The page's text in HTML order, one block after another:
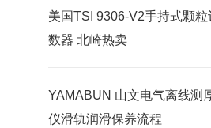
美国TSI 9306-V2手持式颗粒计
数器 北崎热卖
YAMABUN 山文电气离线测
仪滑轨润滑保养流程